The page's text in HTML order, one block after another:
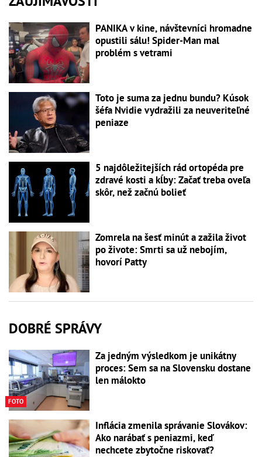
PANIKA v kine, návštevníci hromadne
opustili sálu! Spider-Man mal
problém s vetrami
Toto je suma za jednu bundu? Kúsok
šéfa Nvidie vydražili za neuveriteľné
peniaze
5 najdôležitejších rád ortopéda pre
zdravé kosti a kĺby: Začať treba oveľa
skôr, než začnú bolieť
Zomrela na šesť minút a zažila život
po živote: Smrti sa už nebojím,
hovorí Patty
DOBRÉ SPRÁVY
FOTO
Za jedným výsledkom je unikátny
proces: Sem sa na Slovensku dostane
len málokto
Inflácia zmenila správanie Slovákov:
Ako narábať s peniazmi, keď
nechcete zbytočne riskovať?